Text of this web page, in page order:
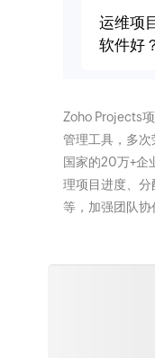
运维项
软件好
Zoho Projects
管理工具，多
国家的20万+企
理项目进度、
等，加强团队协